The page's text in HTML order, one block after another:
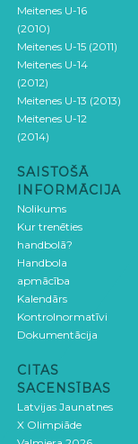
Meitenes U-16
(2010)
Meitenes U-15 (2011)
Meitenes U-14
(2012)
Meitenes U-13 (2013)
Meitenes U-12
(2014)
SAISTOŠĀ
INFORMĀCIJA
Nolikums
Kur trenēties
handbolā?
Handbola
apmācība
Kalendārs
Kontrolnormatīvi
Dokumentācija
CITAS
SACENSĪBAS
Latvijas Jaunatnes
X Olimpiāde